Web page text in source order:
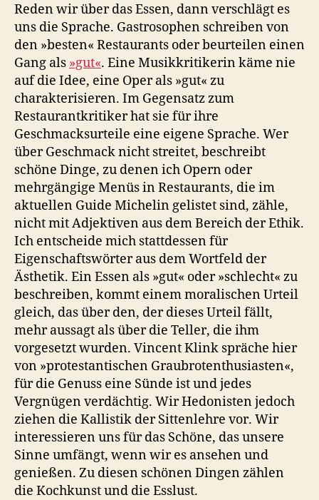
Reden wir über das Essen, dann verschlägt es
uns die Sprache. Gastrosophen schreiben von
den »besten« Restaurants oder beurteilen einen
Gang als »gut«. Eine Musikkritikerin käme nie
auf die Idee, eine Oper als »gut« zu
charakterisieren. Im Gegensatz zum
Restaurantkritiker hat sie für ihre
Geschmacksurteile eine eigene Sprache. Wer
über Geschmack nicht streitet, beschreibt
schöne Dinge, zu denen ich Opern oder
mehrgängige Menüs in Restaurants, die im
aktuellen Guide Michelin gelistet sind, zähle,
nicht mit Adjektiven aus dem Bereich der Ethik.
Ich entscheide mich stattdessen für
Eigenschaftswörter aus dem Wortfeld der
Ästhetik. Ein Essen als »gut« oder »schlecht« zu
beschreiben, kommt einem moralischen Urteil
gleich, das über den, der dieses Urteil fällt,
mehr aussagt als über die Teller, die ihm
vorgesetzt wurden. Vincent Klink spräche hier
von »protestantischen Graubrotenthusiasten«,
für die Genuss eine Sünde ist und jedes
Vergnügen verdächtig. Wir Hedonisten jedoch
ziehen die Kallistik der Sittenlehre vor. Wir
interessieren uns für das Schöne, das unsere
Sinne umfängt, wenn wir es ansehen und
genießen. Zu diesen schönen Dingen zählen
die Kochkunst und die Esslust.